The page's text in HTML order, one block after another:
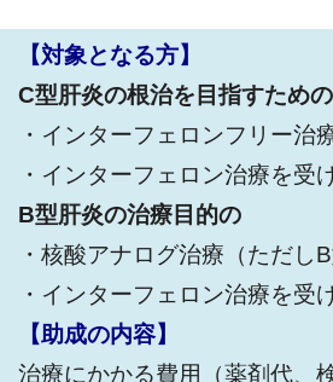
【対象となる方】
C型肝炎の根治を目指すための
・インターフェロンフリー治
・インターフェロン治療を受
B型肝炎の治療目的の
・核酸アナログ治療（ただ
・インターフェロン治療を受
【助成の内容】
治療にかかる費用（薬剤代、